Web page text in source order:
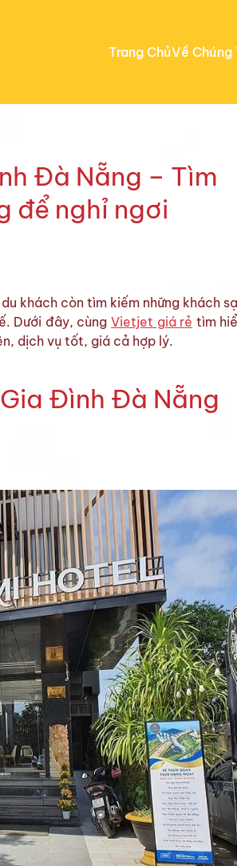
Trang ChủVề Chúng
Đà Nẵng – Tìm
để nghỉ ngơi
khách còn tìm kiếm những khách
Dưới đây, cùngVietjet giá rẻ tìm
dịch vụ tốt, giá cả hợp lý.
Đình Đà Nẵng